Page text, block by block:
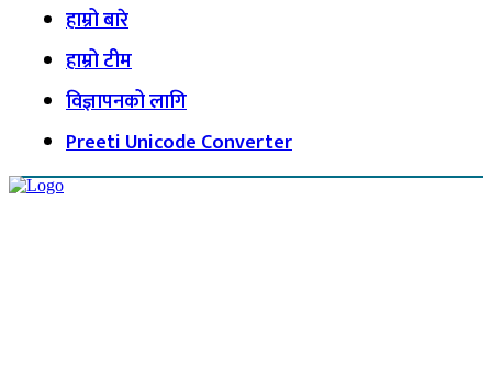
हाम्रो बारे
हाम्रो टीम
विज्ञापनको लागि
Preeti Unicode Converter